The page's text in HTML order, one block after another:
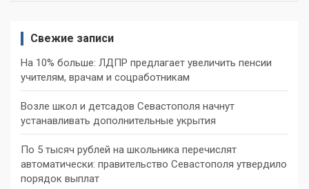
Свежие записи
На 10% больше: ЛДПР предлагает увеличить пенсии
учителям, врачам и соцработникам
Возле школ и детсадов Севастополя начнут
устанавливать дополнительные укрытия
По 5 тысяч рублей на школьника перечислят
автоматически: правительство Севастополя утвердило
порядок выплат